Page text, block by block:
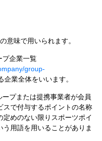
意味で用いられます。
プ企業一覧
group-
企業全体をいいます。
プまたは提携事業者が会員
スで付与するポイントの名称
めのない限りスポーツポイ
用語を用いることがありま